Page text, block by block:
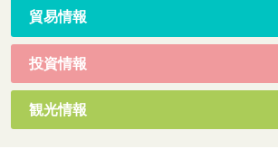
貿易情報
投資情報
観光情報